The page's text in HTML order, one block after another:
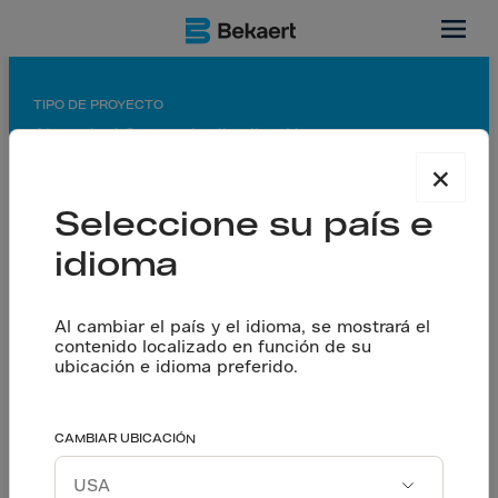
Ontario, CA
TIPO DE PROYECTO
Almacén / Centro de distribución
Piso cortado con sierra
SOCIOS
Ltd/Northfleet Concrete Floors Inc.
Diseñador: Ingeniería Dorlan
Concretera: Belmont Concrete Finishing
Hablemos
×
Seleccione su país e
idioma
Al cambiar el país y el idioma, se mostrará el
contenido localizado en función de su
ubicación e idioma preferido.
CAMBIAR UBICACIÓN
A pesar de que se usa